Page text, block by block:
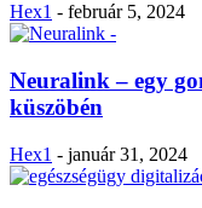
Hex1 - február 5, 2024
Neuralink – egy
küszöbén
Hex1 - január 31, 2024